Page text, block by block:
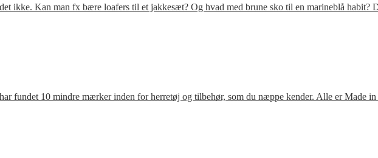
ikke. Kan man fx bære loafers til et jakkesæt? Og hvad med brune sko til en marineblå
fundet 10 mindre mærker inden for herretøj og tilbehør, som du næppe kender. Alle er Made